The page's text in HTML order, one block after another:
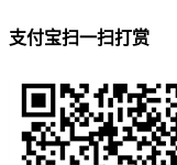
支付宝扫一扫打赏